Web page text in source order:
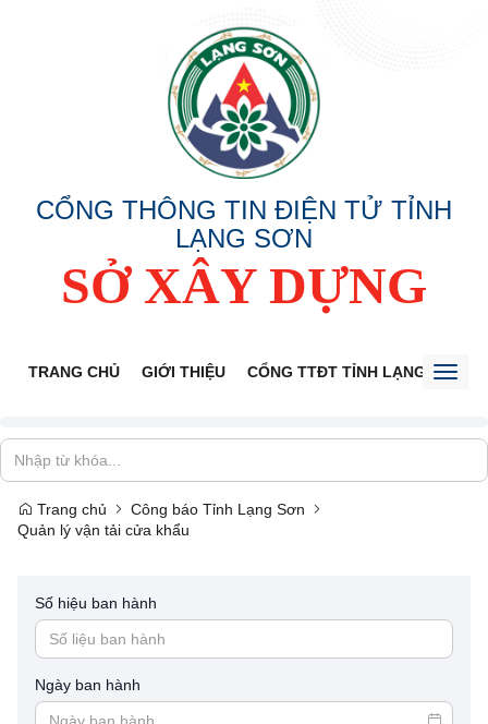
CỔNG THÔNG TIN ĐIỆN TỬ TỈNH
LẠNG SƠN
SỞ XÂY DỰNG
TRANG CHỦ GIỚI THIỆU CỔNG TTĐT TỈNH LẠNG SƠN
Trang chủ
Công báo Tỉnh Lạng Sơn
Quản lý vận tải cửa khẩu
Số hiệu ban hành
Ngày ban hành